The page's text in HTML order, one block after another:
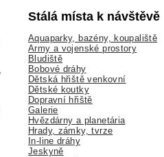
Stálá místa k návštěvě
Aquaparky, bazény, koupaliště
Army a vojenské prostory
Bludiště
Bobové dráhy
Dětská hřiště venkovní
Dětské koutky
Dopravní hřiště
Galerie
Hvězdárny a planetária
Hrady, zámky, tvrze
In-line dráhy
Jeskyně